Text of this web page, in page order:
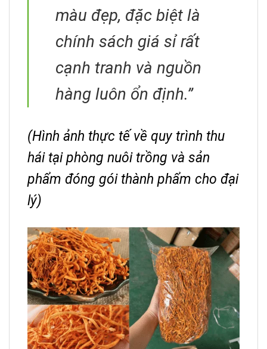
màu đẹp, đặc biệt là
chính sách giá sỉ rất
cạnh tranh và nguồn
hàng luôn ổn định.”
(Hình ảnh thực tế về quy trình thu
hái tại phòng nuôi trồng và sản
phẩm đóng gói thành phẩm cho đại
lý)